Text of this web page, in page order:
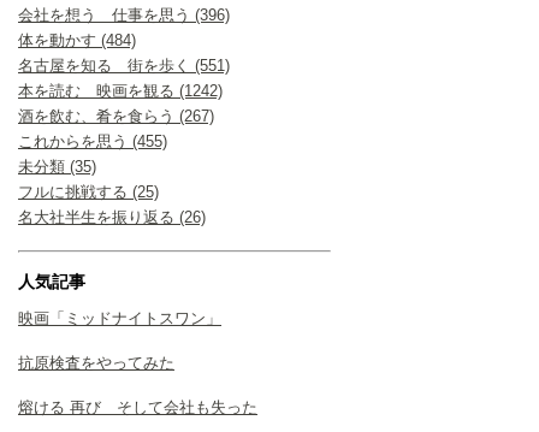
会社を想う 仕事を思う (396)
体を動かす (484)
名古屋を知る 街を歩く (551)
本を読む 映画を観る (1242)
酒を飲む、肴を食らう (267)
これからを思う (455)
未分類 (35)
フルに挑戦する (25)
名大社半生を振り返る (26)
人気記事
映画「ミッドナイトスワン」
抗原検査をやってみた
熔ける 再び そして会社も失った